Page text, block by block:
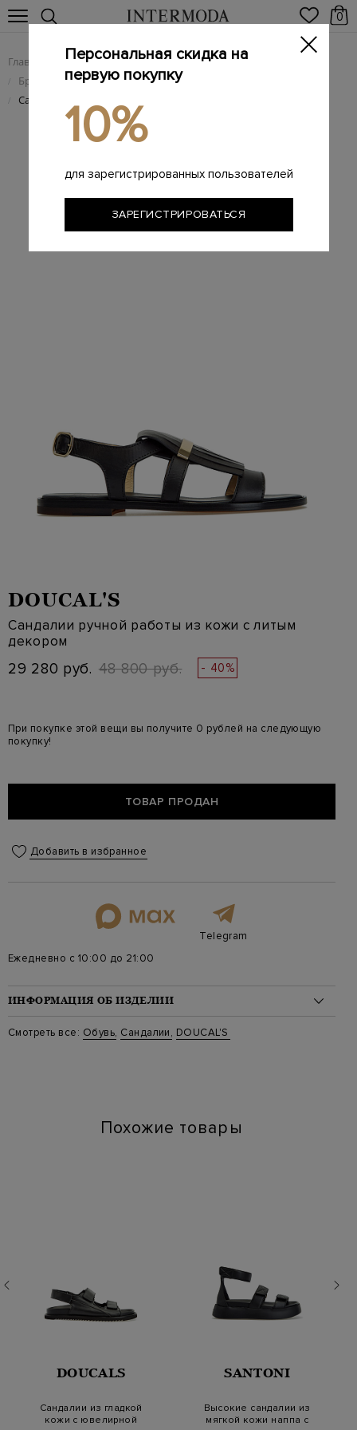
0
Главная Женщинам / Женская обувь
/ Брендовые женские сандалии
/ Сандалии ручной работы из кожи с литым декором
DOUCAL'S
Сандалии ручной работы из кожи с литым
декором
29 280 руб. 48 800 руб. - 40%
При покупке этой вещи вы получите 0 рублей на следующую
покупку!
ТОВАР ПРОДАН
Добавить в избранное
Telegram
Ежедневно с 10:00 до 21:00
ИНФОРМАЦИЯ ОБ ИЗДЕЛИИ
Материал: кожа 100%
Смотреть все: Обувь, Сандалии, DOUCAL'S
Похожие товары
DOUCALS
Сандалии из гладкой
кожи с ювелирной
SANTONI
Высокие сандалии из
мягкой кожи наппа с
Персональная скидка на
первую покупку
10%
для зарегистрированных пользователей
ЗАРЕГИСТРИРОВАТЬСЯ